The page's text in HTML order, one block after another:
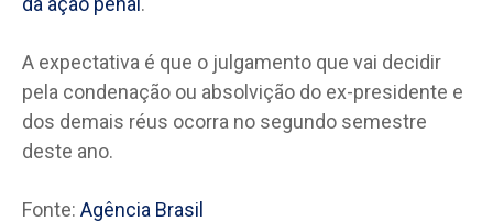
A expectativa é que o julgamento que vai decidir
pela condenação ou absolvição do ex-presidente e
dos demais réus ocorra no segundo semestre
deste ano.
Fonte: Agência Brasil